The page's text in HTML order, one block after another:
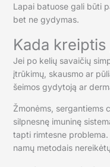
Lapai batuose gali būti
bet ne gydymas.
Kada
Jei po kelių savaičių
įtrūkimų, skausmo ar
šeimos gydytoją ar
Žmonėms, sergantiems
silpnesnę imuninę
tapti rimtesne
namų metodais